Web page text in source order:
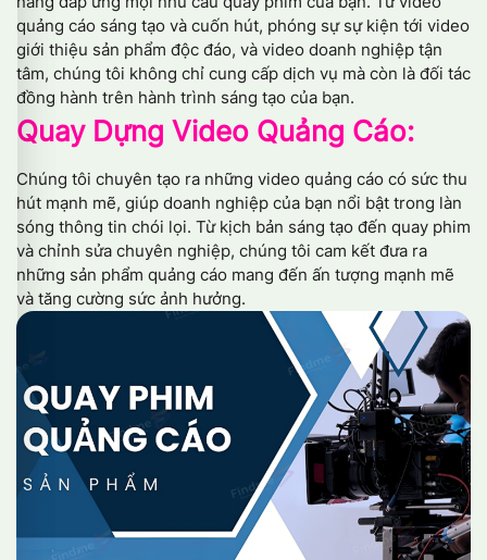
quảng cáo sáng tạo và cuốn hút, phóng sự sự kiện tới video
giới thiệu sản phẩm độc đáo, và video doanh nghiệp tận
tâm, chúng tôi không chỉ cung cấp dịch vụ mà còn là đối tác
đồng hành trên hành trình sáng tạo của bạn.
Quay Dựng Video Quảng Cáo:
Chúng tôi chuyên tạo ra những video quảng cáo có sức thu
hút mạnh mẽ, giúp doanh nghiệp của bạn nổi bật trong làn
sóng thông tin chói lọi. Từ kịch bản sáng tạo đến quay phim
và chỉnh sửa chuyên nghiệp, chúng tôi cam kết đưa ra
những sản phẩm quảng cáo mang đến ấn tượng mạnh mẽ
và tăng cường sức ảnh hưởng.